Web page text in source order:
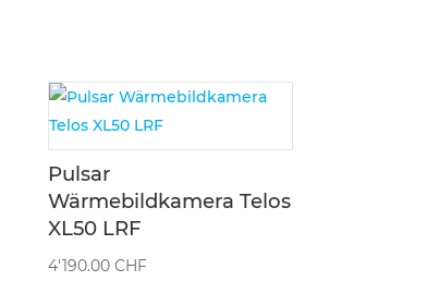
Pulsar
Wärmebildkamera Telos
XL50 LRF
4'190.00CHF